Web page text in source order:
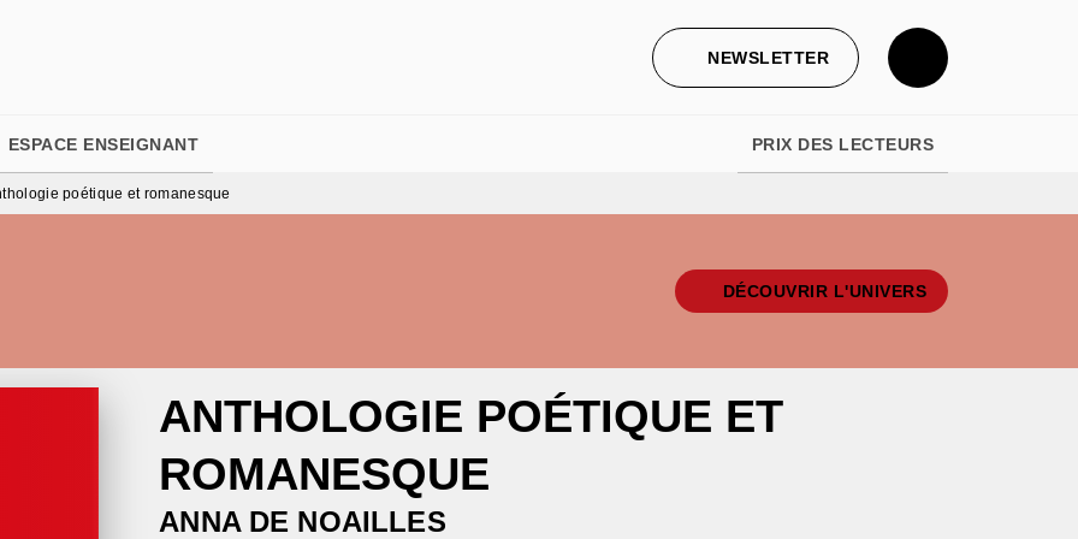
NEWSLETTER
ESPACE ENSEIGNANT PRIX DES LECTEURS
poétique et romanesque
DÉCOUVRIR L'UNIVERS
ANTHOLOGIE POÉTIQUE ET
ROMANESQUE
ANNA DE NOAILLES